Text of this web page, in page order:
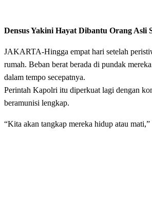
Densus Yakini Hayat Dibantu Orang Asli
JAKARTA-Hingga empat hari setelah
rumah. Beban berat berada di pundak
dalam tempo secepatnya.
Perintah Kapolri itu diperkuat lagi dengan
beramunisi lengkap.
“Kita akan tangkap mereka hidup atau